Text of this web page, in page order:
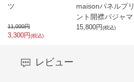
ツ
11,000円
3,300円(税込)
maisonパネルプリ
ント開襟パジャマ
15,800円(税込)
レビュー